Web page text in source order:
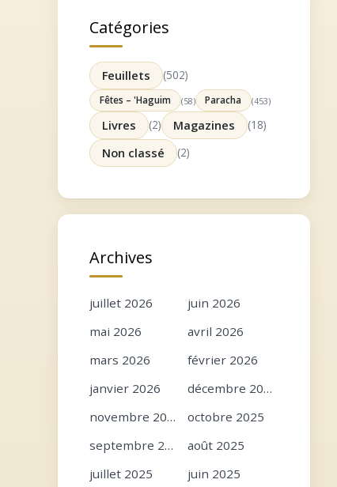
Catégories
Feuillets (502)
Fêtes – 'Haguim (58) Paracha (453)
Livres (2) Magazines (18)
Non classé (2)
Archives
juillet 2026
juin 2026
mai 2026
avril 2026
mars 2026
février 2026
janvier 2026
décembre 2025
novembre 2025
octobre 2025
septembre 2025
août 2025
juillet 2025
juin 2025